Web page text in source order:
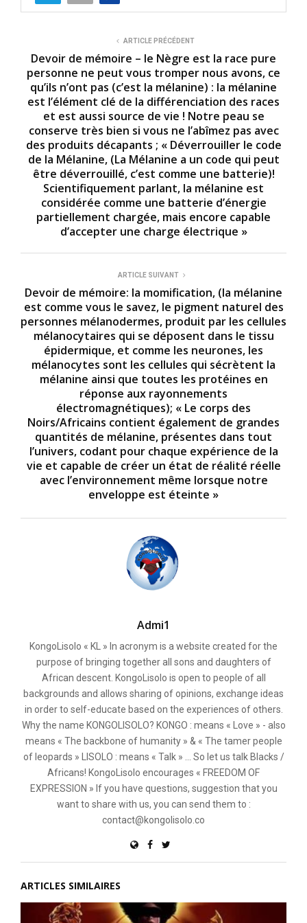
s
ARTICLE PRÉCÉDENT
Devoir de mémoire – le Nègre est la race pure
personne ne peut vous tromper nous avons, ce
qu’ils n’ont pas (c’est la mélanine) : la mélanine
est l’élément clé de la différenciation des races
et est aussi source de vie ! Notre peau se
conserve très bien si vous ne l’abîmez pas avec
des produits décapants ; « Déverrouiller le code
de la Mélanine, (La Mélanine a un code qui peut
être déverrouillé, c’est comme une batterie)!
Scientifiquement parlant, la mélanine est
considérée comme une batterie d’énergie
partiellement chargée, mais encore capable
d’accepter une charge électrique »
ARTICLE SUIVANT
Devoir de mémoire: la momification, (la mélanine
est comme vous le savez, le pigment naturel des
personnes mélanodermes, produit par les cellules
mélanocytaires qui se déposent dans le tissu
épidermique, et comme les neurones, les
mélanocytes sont les cellules qui sécrètent la
mélanine ainsi que toutes les protéines en
réponse aux rayonnements
électromagnétiques); « Le corps des
Noirs/Africains contient également de grandes
quantités de mélanine, présentes dans tout
l’univers, codant pour chaque expérience de la
vie et capable de créer un état de réalité réelle
avec l’environnement même lorsque notre
enveloppe est éteinte »
Admi1
KongoLisolo « KL » In acronym is a website created for the
purpose of bringing together all sons and daughters of
African descent. KongoLisolo is open to people of all
backgrounds and allows sharing of opinions, exchange ideas
in order to self-educate based on the experiences of others.
Why the name KONGOLISOLO? KONGO : means « Love » - also
means « The backbone of humanity » & « The tamer people
of leopards » LISOLO : means « Talk » ... So let us talk Blacks /
Africans! KongoLisolo encourages « FREEDOM OF
EXPRESSION » If you have questions, suggestion that you
want to share with us, you can send them to :
contact@kongolisolo.co
ARTICLES SIMILAIRES